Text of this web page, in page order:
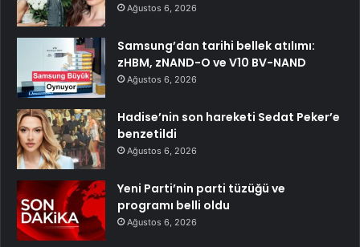
Ağustos 6, 2026
Samsung’dan tarihi bellek atılımı:
zHBM, zNAND-O ve V10 BV-NAND
Ağustos 6, 2026
Hadise’nin son hareketi Sedat Peker’e
benzetildi
Ağustos 6, 2026
Yeni Parti’nin parti tüzüğü ve
programı belli oldu
Ağustos 6, 2026